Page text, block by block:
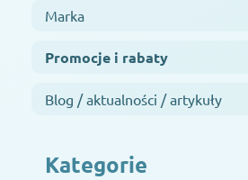
Marka
Promocje i rabaty
Blog / aktualności / artykuły
Kategorie